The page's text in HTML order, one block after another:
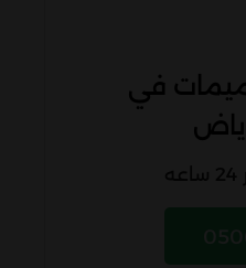
في